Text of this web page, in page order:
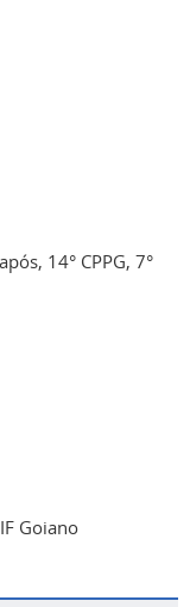
14° CPPG, 7°
Goiano